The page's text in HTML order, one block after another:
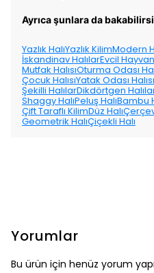
Ayrıca şunlara da
Yazlık HalıYazlık KilimModern
İskandinav HalılarEvcil
Mutfak HalısıOturma Odası
Çocuk HalısıYatak Odası Halısı
Şekilli HalılarDikdörtgen
Shaggy HalıPeluş HalıBambu
Çift Taraflı KilimDüz Halı
Geometrik HalıÇiçekli Halı
Yorumlar
Bu ürün için henüz yorum